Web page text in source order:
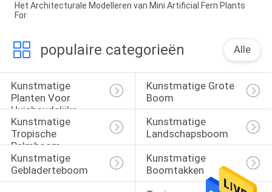
Het Architecturale Modelleren van Mini Artificial Fern Plants
For
populaire categorieën Alle
Kunstmatige
Planten Voor
Huishoudelijke
Inrichting
Kunstmatige Grote
Boom
Kunstmatige
Tropische
Palmboom
Kunstmatige
Landschapsboom
Kunstmatige
Gebladerteboom
Kunstmatige
Boomtakken